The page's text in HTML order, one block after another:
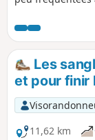
l'Ours.
tracées, sangles
en bonne partie
une bonne
l'avertissement
Les
et pour finir
11,62 km